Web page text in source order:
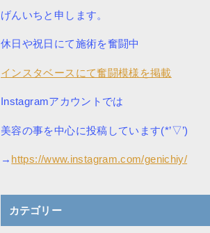
げんいちと申します。
休日や祝日にて施術を奮闘中
インスタベースにて奮闘模様を掲載
Instagramアカウントでは
美容の事を中心に投稿しています(*’▽’)
→ https://www.instagram.com/genichiy/
カテゴリー